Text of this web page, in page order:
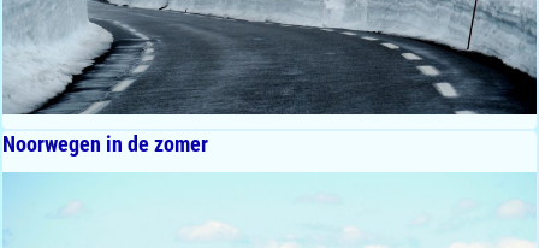
Noorwegen in de zomer